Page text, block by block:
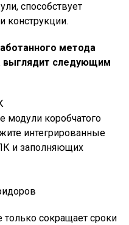
способствует
конструкции.
метода
выглядит следующим
модули коробчатого
интегрированные
и заполняющих
только сокращает сроки